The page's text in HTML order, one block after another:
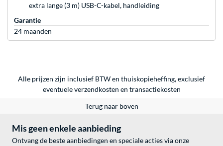
extra lange (3 m) USB-C-kabel, handleiding
Garantie
24 maanden
Alle prijzen zijn inclusief BTW en thuiskopieheffing, exclusief
eventueleverzendkosten en transactiekosten
Terug naar boven
Mis geen enkele aanbieding
Ontvang de beste aanbiedingen en speciale acties via onze